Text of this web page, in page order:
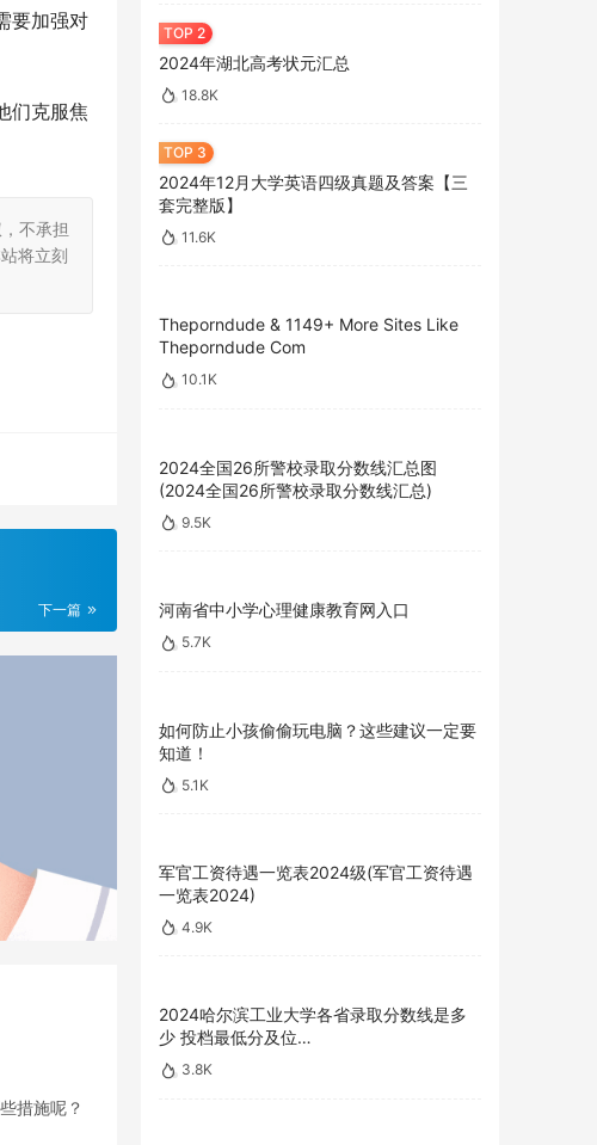
要加强对
们克服焦
不承担
将立刻
下一篇
措施呢？
2024年湖北高考状元汇总
18.8K
2024年12月大学英语四级真题及答案【三
套完整版】
11.6K
Theporndude & 1149+ More Sites Like
Theporndude Com
10.1K
2024全国26所警校录取分数线汇总图
(2024全国26所警校录取分数线汇总)
9.5K
河南省中小学心理健康教育网入口
5.7K
如何防止小孩偷偷玩电脑？这些建议一定要
知道！
5.1K
军官工资待遇一览表2024级(军官工资待遇
一览表2024)
4.9K
2024哈尔滨工业大学各省录取分数线是多
少 投档最低分及位…
3.8K